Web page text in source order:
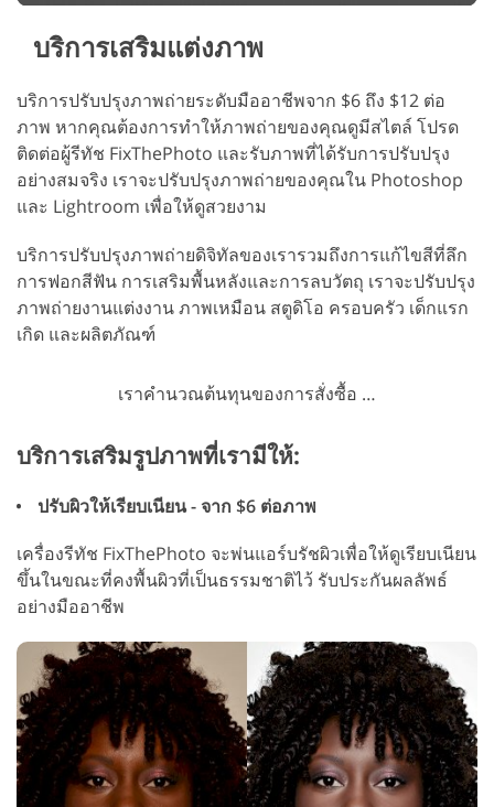
บริการเสริมแต่งภาพ
บริการปรับปรุงภาพถ่ายระดับมืออาชีพจาก $6 ถึง $12 ต่อ
ภาพ หากคุณต้องการทำให้ภาพถ่ายของคุณดูมีสไตล์ โปรด
ติดต่อผู้รีทัช FixThePhoto และรับภาพที่ได้รับการปรับปรุง
อย่างสมจริง เราจะปรับปรุงภาพถ่ายของคุณใน Photoshop
และ Lightroom เพื่อให้ดูสวยงาม
บริการปรับปรุงภาพถ่ายดิจิทัลของเรารวมถึงการแก้ไขสีที่ลึก
การฟอกสีฟัน การเสริมพื้นหลังและการลบวัตถุ เราจะปรับปรุง
ภาพถ่ายงานแต่งงาน ภาพเหมือน สตูดิโอ ครอบครัว เด็กแรก
เกิด และผลิตภัณฑ์
เราคำนวณต้นทุนของการสั่งซื้อ …
บริการเสริมรูปภาพที่เรามีให้:
ปรับผิวให้เรียบเนียน - จาก $6 ต่อภาพ
เครื่องรีทัช FixThePhoto จะพ่นแอร์บรัชผิวเพื่อให้ดูเรียบเนียน
ขึ้นในขณะที่คงพื้นผิวที่เป็นธรรมชาติไว้ รับประกันผลลัพธ์
อย่างมืออาชีพ